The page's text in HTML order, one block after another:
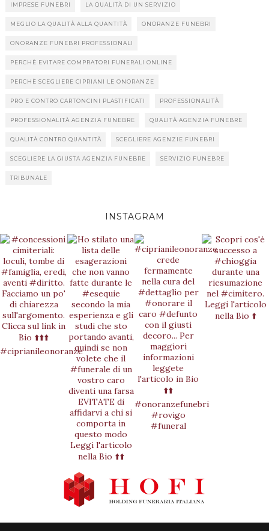
IMPRESE FUNEBRI LA QUALITÀ DI UN SERVIZIO
MEGLIO LA QUALITÀ ALLA QUANTITÀ ONORANZE FUNEBRI
ONORANZE FUNEBRI PROFESSIONALI
PERCHÈ EVITARE COMPRATORI FUNERALI ONLINE
PERCHÈ SCEGLIERE CIPRIANI LE ONORANZE
PRO E CONTRO CARTONCINI PLASTIFICATI PROFESSIONALITÀ
PROFESSIONALITÀ AGENZIA FUNEBRE QUALITÀ AGENZIA FUNEBRE
QUALITÀ CONTRO QUANTITÀ SCEGLIERE AGENZIE FUNEBRI
SCEGLIERE LA GIUSTA AGENZIA FUNEBRE SERVIZIO FUNEBRE
TRIBUNALE
INSTAGRAM